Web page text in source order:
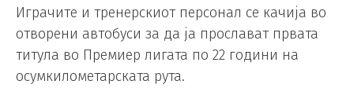
Играчите и тренерскиот персонал се качија во
отворени автобуси за да ја прослават првата
титула во Премиер лигата по 22 години на
осумкилометарската рута.